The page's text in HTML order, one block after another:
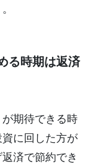
る時期は返済
期待できる時
に回した方が
済で節約でき